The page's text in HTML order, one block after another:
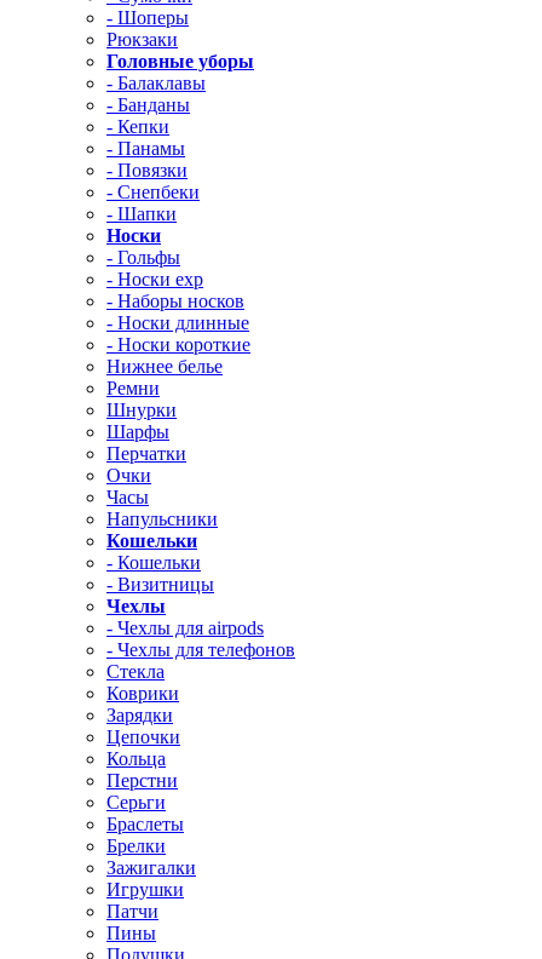
- Шоперы
Рюкзаки
Головные уборы
- Балаклавы
- Банданы
- Кепки
- Панамы
- Повязки
- Снепбеки
- Шапки
Носки
- Гольфы
- Носки exp
- Наборы носков
- Носки длинные
- Носки короткие
Нижнее белье
Ремни
Шнурки
Шарфы
Перчатки
Очки
Часы
Напульсники
Кошельки
- Кошельки
- Визитницы
Чехлы
- Чехлы для airpods
- Чехлы для телефонов
Стекла
Коврики
Зарядки
Цепочки
Кольца
Перстни
Серьги
Браслеты
Брелки
Зажигалки
Игрушки
Патчи
Пины
Подушки